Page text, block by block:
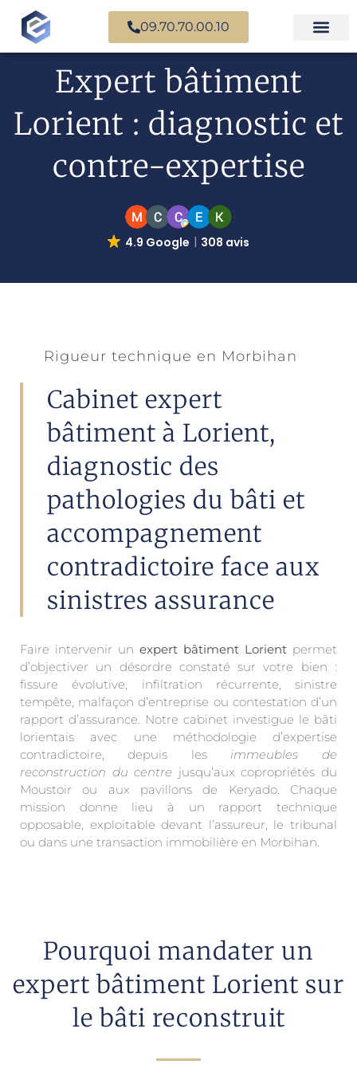
09.70.70.00.10
Expert bâtiment
Lorient : diagnostic et
contre-expertise
4.9 Google 308 avis
Rigueur technique en Morbihan
Cabinet expert
bâtiment à Lorient,
diagnostic des
pathologies du bâti et
accompagnement
contradictoire face aux
sinistres assurance
Faire intervenir un expert bâtiment Lorient permet
d’objectiver un désordre constaté sur votre bien :
fissure évolutive, infiltration récurrente, sinistre
tempête, malfaçon d’entreprise ou contestation d’un
rapport d’assurance. Notre cabinet investigue le bâti
lorientais avec une méthodologie d’expertise
contradictoire, depuis les immeubles de
reconstruction du centre jusqu’aux copropriétés du
Moustoir ou aux pavillons de Keryado. Chaque
mission donne lieu à un rapport technique
opposable, exploitable devant l’assureur, le tribunal
ou dans une transaction immobilière en Morbihan.
Pourquoi mandater un
expert bâtiment Lorient sur
le bâti reconstruit